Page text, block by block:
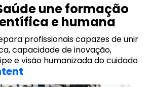
une formação
e humana
profissionais capazes de unir
capacidade de inovação,
e visão humanizada do cuidado